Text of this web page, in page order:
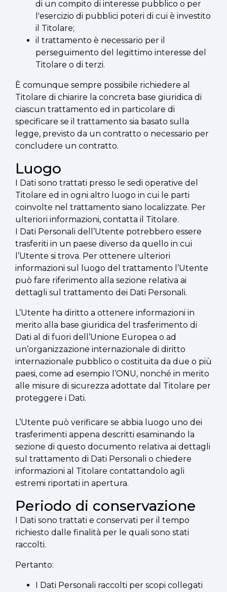
di un compito di interesse pubblico o per
l'esercizio di pubblici poteri di cui è investito
il Titolare;
il trattamento è necessario per il
perseguimento del legittimo interesse del
Titolare o di terzi.
È comunque sempre possibile richiedere al
Titolare di chiarire la concreta base giuridica di
ciascun trattamento ed in particolare di
specificare se il trattamento sia basato sulla
legge, previsto da un contratto o necessario per
concludere un contratto.
Luogo
I Dati sono trattati presso le sedi operative del
Titolare ed in ogni altro luogo in cui le parti
coinvolte nel trattamento siano localizzate. Per
ulteriori informazioni, contatta il Titolare.
I Dati Personali dell’Utente potrebbero essere
trasferiti in un paese diverso da quello in cui
l’Utente si trova. Per ottenere ulteriori
informazioni sul luogo del trattamento l’Utente
può fare riferimento alla sezione relativa ai
dettagli sul trattamento dei Dati Personali.
L’Utente ha diritto a ottenere informazioni in
merito alla base giuridica del trasferimento di
Dati al di fuori dell’Unione Europea o ad
un’organizzazione internazionale di diritto
internazionale pubblico o costituita da due o più
paesi, come ad esempio l’ONU, nonché in merito
alle misure di sicurezza adottate dal Titolare per
proteggere i Dati.
L’Utente può verificare se abbia luogo uno dei
trasferimenti appena descritti esaminando la
sezione di questo documento relativa ai dettagli
sul trattamento di Dati Personali o chiedere
informazioni al Titolare contattandolo agli
estremi riportati in apertura.
Periodo di conservazione
I Dati sono trattati e conservati per il tempo
richiesto dalle finalità per le quali sono stati
raccolti.
Pertanto:
I Dati Personali raccolti per scopi collegati